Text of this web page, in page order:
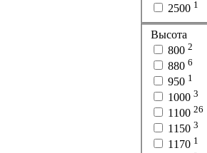
2500 1
Высота
800 2
880 6
950 1
1000 3
1100 26
1150 3
1170 1